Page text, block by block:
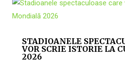
STADIOANELE
VOR SCRIE ISTORIE LA
2026